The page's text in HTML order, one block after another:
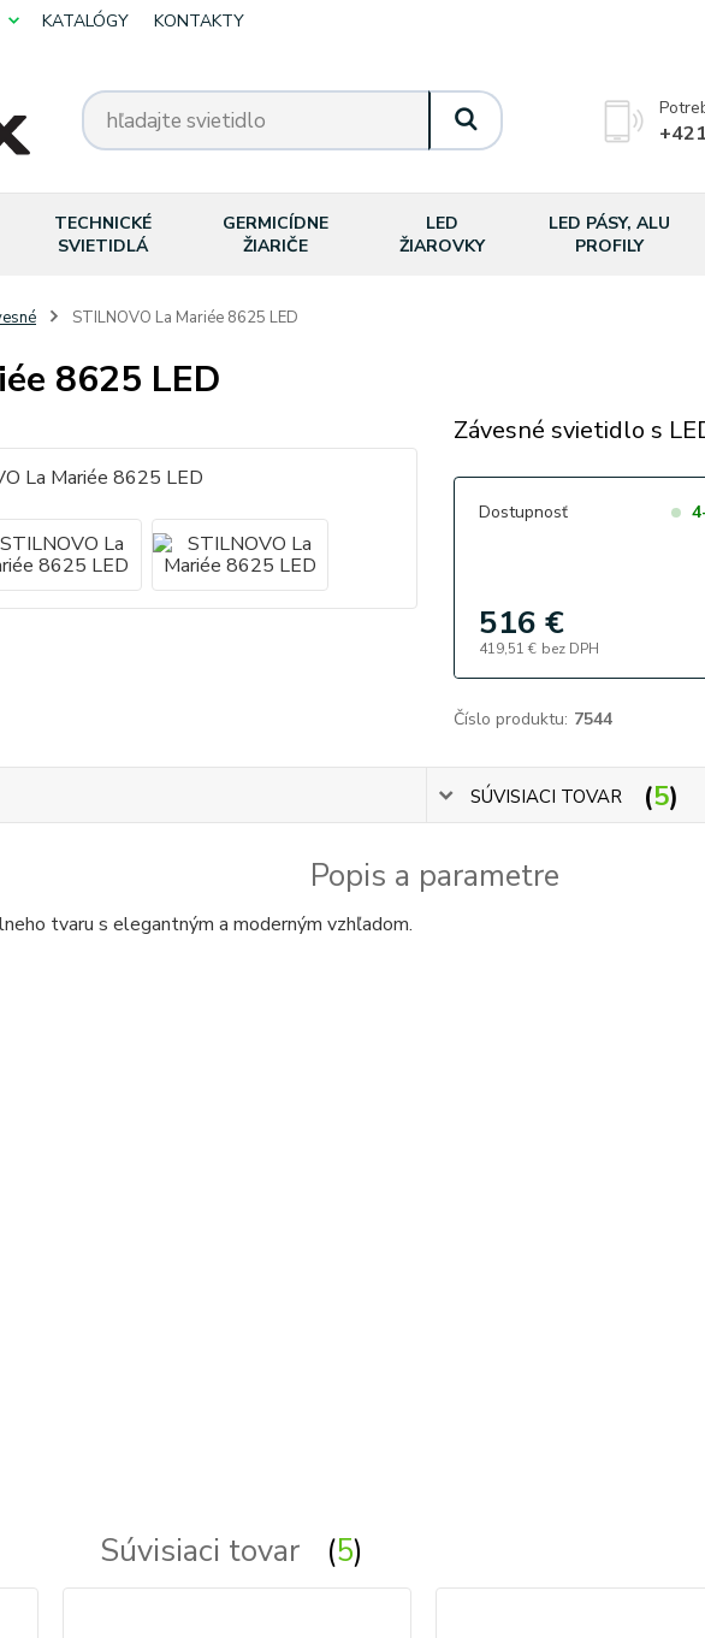
KATALÓGY KONTAKTY
TECHNICKÉ
SVIETIDLÁ
GERMICÍDNE
ŽIARIČE
LED
ŽIAROVKY
LED PÁSY, ALU
PROFILY
STILNOVO La Mariée 8625 LED
8625 LED
Závesné svietidlo s
Dostupnosť
516 €
419,51 € bez DPH
Číslo produktu: 7544
SÚVISIACI TOVAR 5
Popis a parametre
tvaru s elegantným a moderným vzhľadom.
Súvisiaci tovar 5